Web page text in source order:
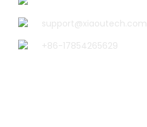
support@xiaoutech.com
+86-17854265629